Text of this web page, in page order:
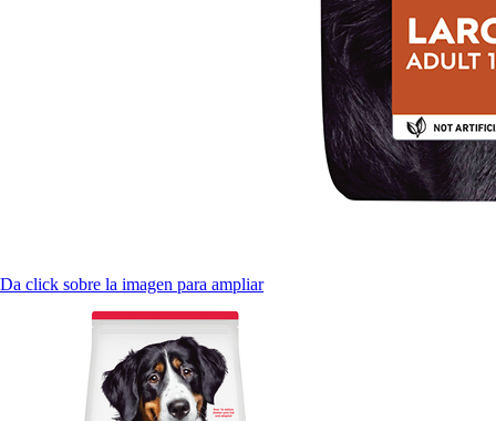
Da click sobre la imagen para ampliar